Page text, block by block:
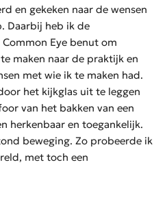
en gekeken naar de wensen
Daarbij heb ik de
Eye benut om
maken naar de praktijk en
met wie ik te maken had.
het kijkglas uit te leggen
van het bakken van een
herkenbaar en toegankelijk.
beweging. Zo probeerde ik
met toch een